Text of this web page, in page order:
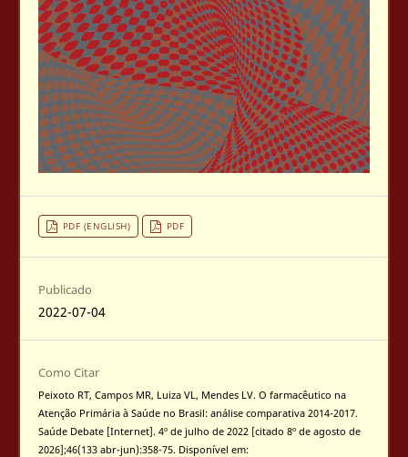
PDF (ENGLISH) PDF
Publicado
2022-07-04
Como Citar
Peixoto RT, Campos MR, Luiza VL, Mendes LV. O farmacêutico na
Atenção Primária à Saúde no Brasil: análise comparativa 2014-2017.
Saúde Debate [Internet]. 4º de julho de 2022 [citado 8º de agosto de
2026];46(133 abr-jun):358-75. Disponível em: